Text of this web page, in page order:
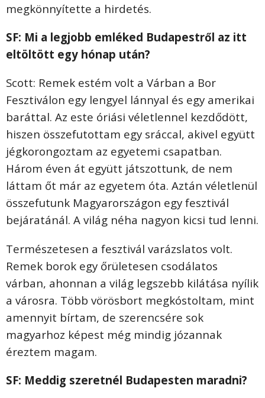
megkönnyítette a hirdetés.
SF: Mi a legjobb emléked Budapestről az itt
eltöltött egy hónap után?
Scott: Remek estém volt a Várban a Bor
Fesztiválon egy lengyel lánnyal és egy amerikai
baráttal. Az este óriási véletlennel kezdődött,
hiszen összefutottam egy sráccal, akivel együtt
jégkorongoztam az egyetemi csapatban.
Három éven át együtt játszottunk, de nem
láttam őt már az egyetem óta. Aztán véletlenül
összefutunk Magyarországon egy fesztivál
bejáratánál. A világ néha nagyon kicsi tud lenni.
Természetesen a fesztivál varázslatos volt.
Remek borok egy őrületesen csodálatos
várban, ahonnan a világ legszebb kilátása nyílik
a városra. Több vörösbort megkóstoltam, mint
amennyit bírtam, de szerencsére sok
magyarhoz képest még mindig józannak
éreztem magam.
SF: Meddig szeretnél Budapesten maradni?